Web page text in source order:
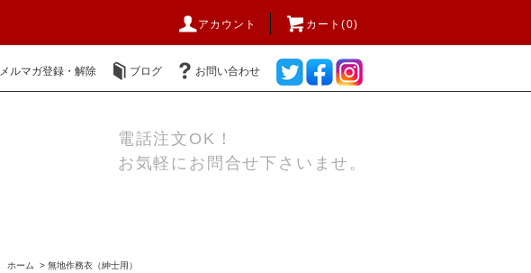
アカウント カート(0)
メルマガ登録・解除 ブログ お問い合わせ
電話注文OK！
お気軽にお問合せ下さいませ。
ホーム > 無地作務衣（紳士用）